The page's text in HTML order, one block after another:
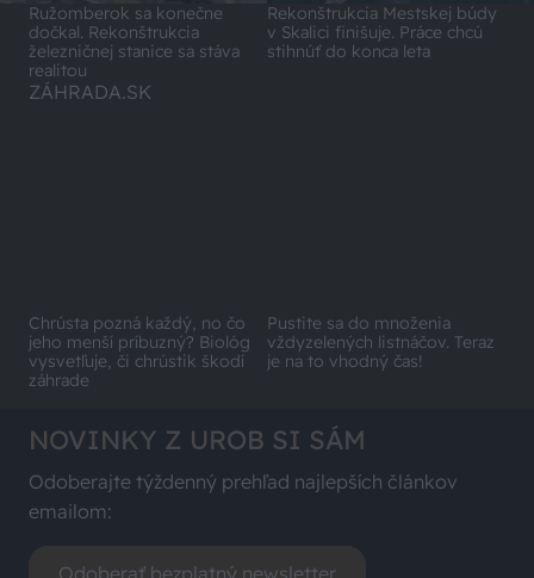
Ružomberok sa konečne
dočkal. Rekonštrukcia
železničnej stanice sa stáva
realitou
Rekonštrukcia Mestskej búdy
v Skalici finišuje. Práce chcú
stihnúť do konca leta
ZÁHRADA.SK
jeho menší príbuzný? Biológ
vysvetľuje, či chrústik škodí
záhrade
vždyzelených listnáčov. Teraz
je na to vhodný čas!
NOVINKY Z UROB SI SÁM
emailom: